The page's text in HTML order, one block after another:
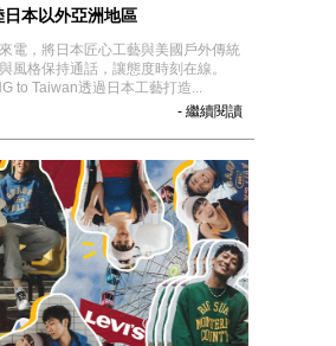
本以外亞洲地區
電，將日本匠心工藝與美國戶外傳統
風格保持通話，讓態度時刻在線。
to Taiwan透過日本工藝打造...
- 繼續閱讀